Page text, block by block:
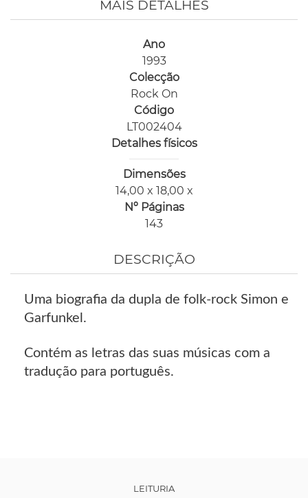
MAIS DETALHES
Ano
1993
Colecção
Rock On
Código
LT002404
Detalhes físicos
Dimensões
14,00 x 18,00 x
Nº Páginas
143
DESCRIÇÃO
Uma biografia da dupla de folk-rock Simon e
Garfunkel.
Contém as letras das suas músicas com a
tradução para português.
LEITURIA